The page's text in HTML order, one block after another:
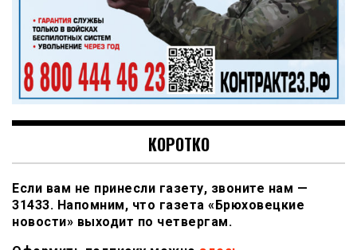
КОРОТКО
Если вам не принесли газету, звоните нам —
31433. Напомним, что газета «Брюховецкие
новости» выходит по четвергам.